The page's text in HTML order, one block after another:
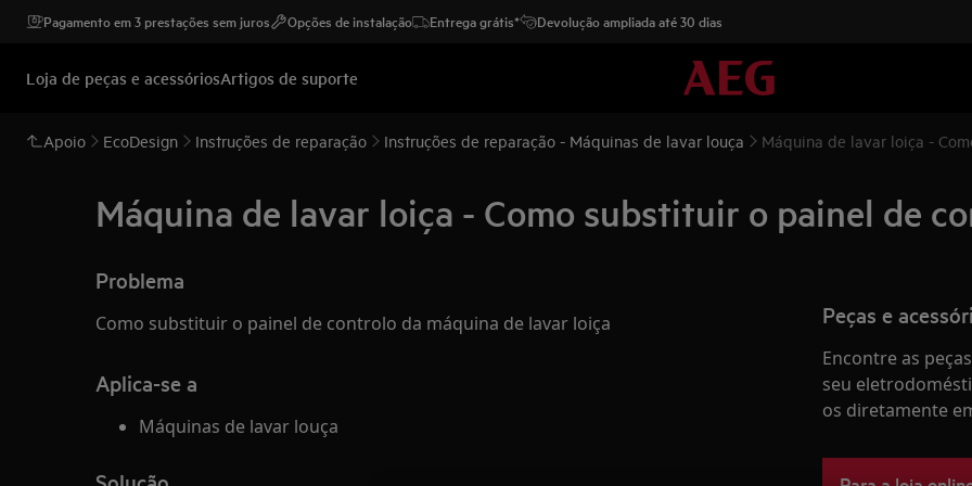
Pagamento em 3 prestações sem juros Opções de instalação Entrega grátis* Devolução ampliada até 30 dias
Loja de peças e acessóriosArtigos de suporte
Apoio EcoDesign Instruções de reparação Instruções de reparação - Máquinas de lavar louça Máquina de lavar loiça -
Máquina de lavar loiça - Como substituir o painel de
Problema
Como substituir o painel de controlo da máquina de lavar loiça
Aplica-se a
Máquinas de lavar louça
Peças e
Encontre as
seu
os diretamente